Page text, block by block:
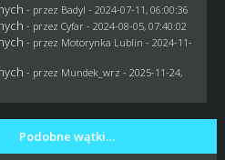
- przez Badyl - 2024-07-11, 06:00:36
- przez Cyfar- 2024-08-05, 07:40:02
- przez Motorynka Lublin - 2024-11-
- przez Mundek_wrz - 2025-11-24,
Podobne wątki…